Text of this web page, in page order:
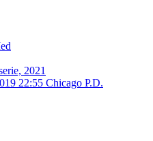
2021
22:55 Chicago P.D.